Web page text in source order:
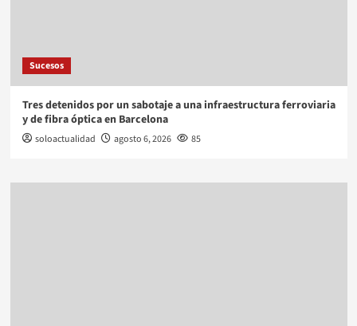
Sucesos
Tres detenidos por un sabotaje a una infraestructura ferroviaria
y de fibra óptica en Barcelona
soloactualidad agosto 6, 2026 85